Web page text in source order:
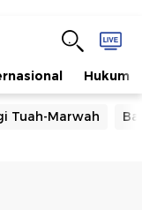
Hukum
Tuah-Marwah